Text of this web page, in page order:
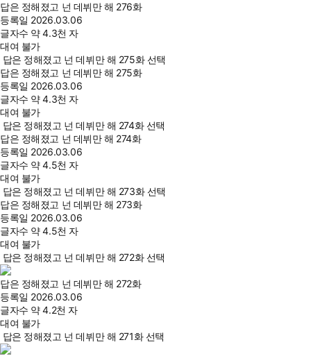
답은 정해졌고 넌 데뷔만 해 276화
등록일 2026.03.06
글자수 약 4.3천 자
대여 불가
답은 정해졌고 넌 데뷔만 해 275화 선택
답은 정해졌고 넌 데뷔만 해 275화
등록일 2026.03.06
글자수 약 4.3천 자
대여 불가
답은 정해졌고 넌 데뷔만 해 274화 선택
답은 정해졌고 넌 데뷔만 해 274화
등록일 2026.03.06
글자수 약 4.5천 자
대여 불가
답은 정해졌고 넌 데뷔만 해 273화 선택
답은 정해졌고 넌 데뷔만 해 273화
등록일 2026.03.06
글자수 약 4.5천 자
대여 불가
답은 정해졌고 넌 데뷔만 해 272화 선택
답은 정해졌고 넌 데뷔만 해 272화
등록일 2026.03.06
글자수 약 4.2천 자
대여 불가
답은 정해졌고 넌 데뷔만 해 271화 선택